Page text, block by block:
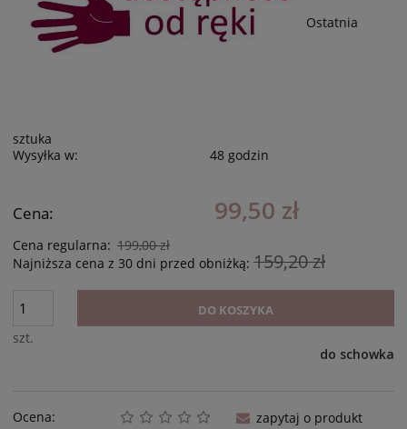
Ostatnia
sztuka
Wysyłka w:
48 godzin
Cena: 99,50 zł
Cena regularna: 199,00 zł
Najniższa cena z 30 dni przed obniżką: 159,20 zł
szt.
DO KOSZYKA
do schowka
Ocena:
zapytaj o produkt